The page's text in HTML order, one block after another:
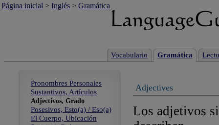
Página inicial > Inglés > Gramática
Vocabulario Gramática
Pronombres Personales
Sustantivos, Artículos
Adjectivos, Grado
Posesivos, Esto(a) / Eso(a)
El Cuerpo, Ubicación
Adjectives
Los adjetivos